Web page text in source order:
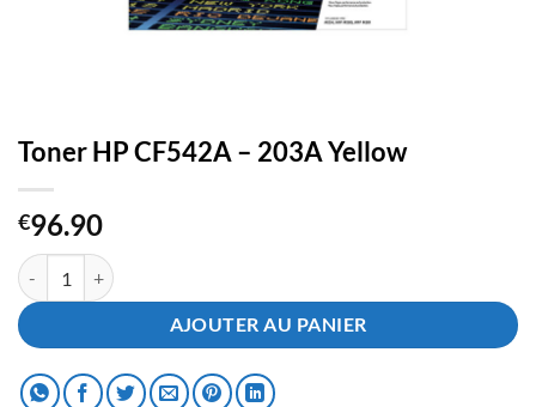
Toner HP CF542A – 203A Yellow
€96.90
quantité de Toner HP CF542A - 203A Yellow
AJOUTER AU PANIER